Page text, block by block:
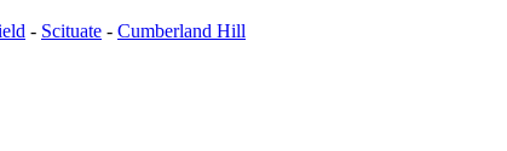
- Scituate - Cumberland Hill